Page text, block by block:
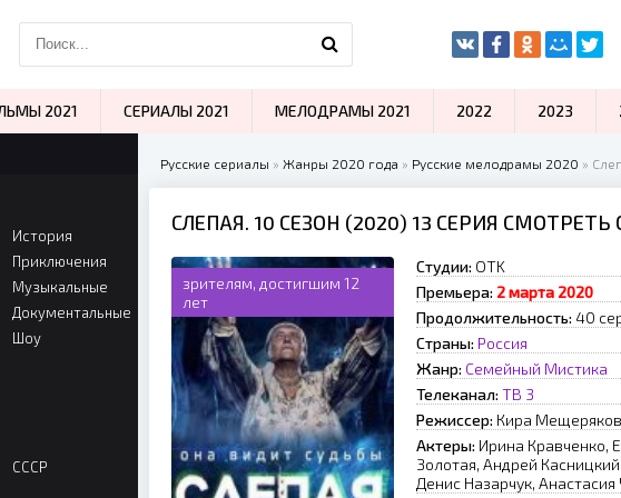
Русские сериалы » Жанры 2020 года » Русские мелодрамы 2020 »
СЛЕПАЯ. 10 СЕЗОН (2020) 13 СЕРИЯ
зрителям, достигшим 12
лет
Студии: OTK
Премьера: 2 марта 2020
Продолжительность: 40
Страны: Россия
Жанр: Семейный Мистика
Телеканал: ТВ 3
Режиссер: Кира
Актеры: Ирина Кравченко,
Золотая, Андрей
Денис Назарчук,
История
Приключения
Музыкальные
Документальные
Шоу
СССР
2021 СЕРИАЛЫ 2021 МЕЛОДРАМЫ 2021 2022 2023